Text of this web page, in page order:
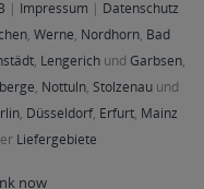
| Impressum | Datenschutz
, Werne, Nordhorn, Bad
, Lengerichund Garbsen,
, Nottuln, Stolzenau und
, Düsseldorf, Erfurt, Mainz
Liefergebiete
now